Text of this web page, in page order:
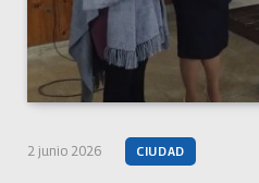
2 junio 2026 CIUDAD